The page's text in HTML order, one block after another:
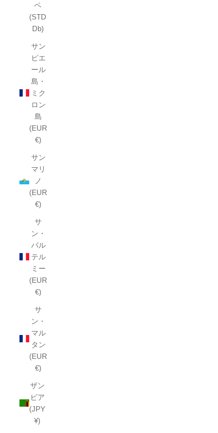
ペ
(STD
Db)
サン
ピエ
ール
島・
ミク
ロン
島
(EUR
€)
サン
マリ
ノ
(EUR
€)
サ
ン・
バル
テル
ミー
(EUR
€)
サ
ン・
マル
タン
(EUR
€)
ザン
ビア
(JPY
¥)